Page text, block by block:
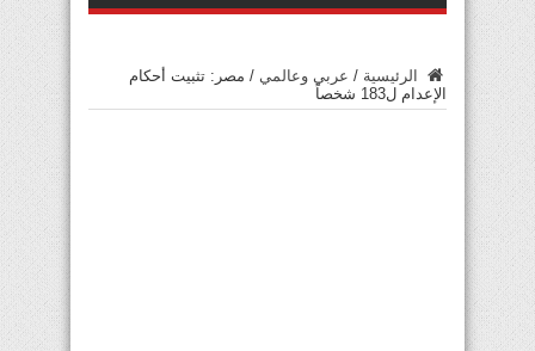
الرئيسية / عربي وعالمي / مصر: تثبيت أحكام
الإعدام ل183 شخصاً